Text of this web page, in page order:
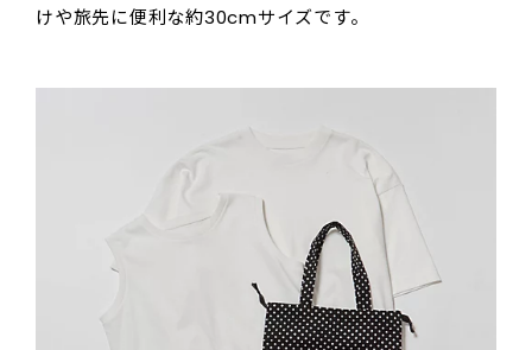
けや旅先に便利な約30cmサイズです。